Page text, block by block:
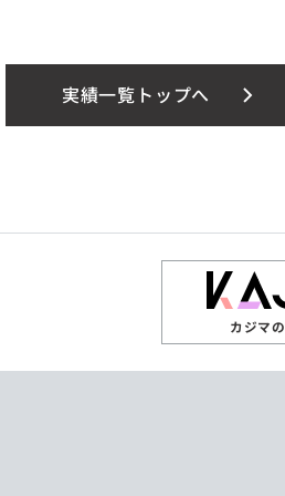
実績一覧トップへ
カジマの